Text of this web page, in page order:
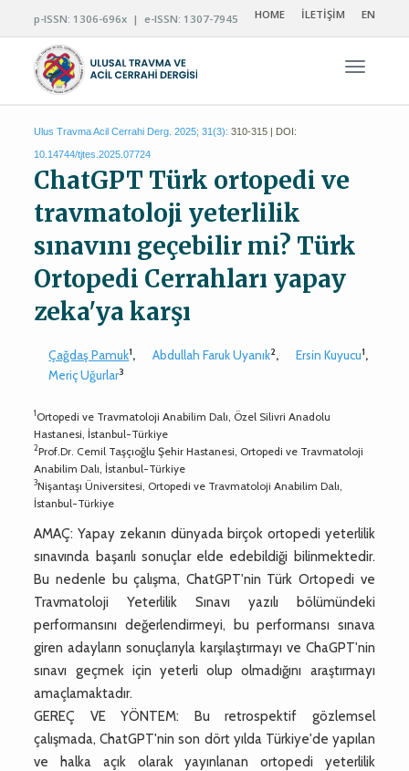
p-ISSN: 1306-696x | e-ISSN: 1307-7945 HOME İLETİŞİM EN
Ulus Travma Acil Cerrahi Derg. 2025; 31(3): 310-315 | DOI:
10.14744/tjtes.2025.07724
ChatGPT Türk ortopedi ve
travmatoloji yeterlilik
sınavını geçebilir mi? Türk
Ortopedi Cerrahları yapay
zeka'ya karşı
Çağdaş Pamuk1, Abdullah Faruk Uyanık2, Ersin Kuyucu1,
Meriç Uğurlar3
1Ortopedi ve Travmatoloji Anabilim Dalı, Özel Silivri Anadolu
Hastanesi, İstanbul-Türkiye
2Prof.Dr. Cemil Taşçıoğlu Şehir Hastanesi, Ortopedi ve Travmatoloji
Anabilim Dalı, İstanbul-Türkiye
3Nişantaşı Üniversitesi, Ortopedi ve Travmatoloji Anabilim Dalı,
İstanbul-Türkiye
AMAÇ: Yapay zekanın dünyada birçok ortopedi yeterlilik
sınavında başarılı sonuçlar elde edebildiği bilinmektedir.
Bu nedenle bu çalışma, ChatGPT'nin Türk Ortopedi ve
Travmatoloji Yeterlilik Sınavı yazılı bölümündeki
performansını değerlendirmeyi, bu performansı sınava
giren adayların sonuçlarıyla karşılaştırmayı ve ChaGPT'nin
sınavı geçmek için yeterli olup olmadığını araştırmayı
amaçlamaktadır.
GEREÇ VE YÖNTEM: Bu retrospektif gözlemsel
çalışmada, ChatGPT'nin son dört yılda Türkiye'de yapılan
ve halka açık olarak yayınlanan ortopedi yeterlilik